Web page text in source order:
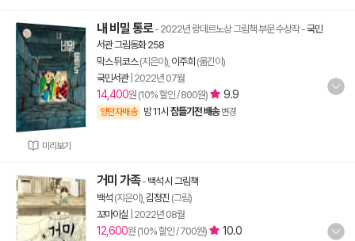
미리보기
내 비밀 통로- 2022년 랑데르노상 그림책 부문 수상작-국민
서관 그림동화 258
막스 뒤코스(지은이), 이주희 (옮긴이)
국민서관| 2022년 07월
14,400원 (10% 할인 / 800원) 9.9
양탄자배송 밤 11시 잠들기전 배송 변경
거미 가족- 백석 시 그림책
백석 (지은이), 김정진 (그림)
꼬마이실 2022년 08월
12,600원 (10% 할인 / 700원) 10.0